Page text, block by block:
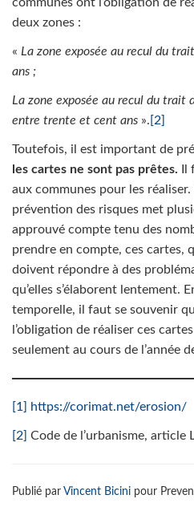
deux zones :
« La zone exposée au recul du
ans ;
La zone exposée au recul du trait
entre trente et cent ans ».[2]
Toutefois, il est important de
les cartes ne sont pas prêtes. Il
aux communes pour les
prévention des risques met
approuvé compte tenu des
prendre en compte, ces cartes,
doivent répondre à des
qu’elles s’élaborent lentement.
temporelle, il faut se souvenir
l’obligation de réaliser ces
seulement au cours de l’année
[1] https://corimat.net/erosion/
[2] Code de l’urbanisme, article
Publié par Vincent Bicini pour